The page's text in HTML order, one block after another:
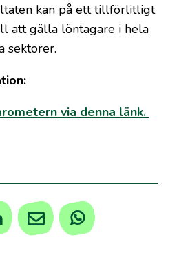
kan på ett tillförlitligt
att gälla löntagare i hela
sektorer.
via denna länk.